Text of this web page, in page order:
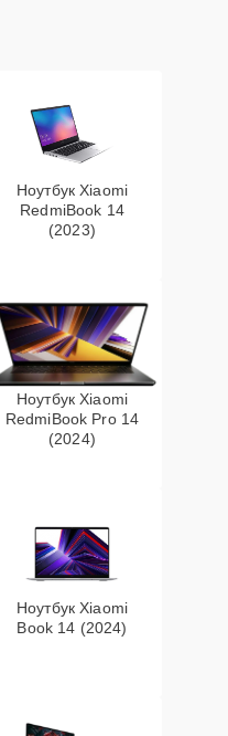
Ноутбук Xiaomi
RedmiBook 14
(2023)
Ноутбук Xiaomi
RedmiBook Pro 14
(2024)
Ноутбук Xiaomi
Book 14 (2024)